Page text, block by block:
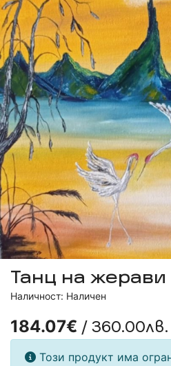
Танц на жерави
Наличност: Наличен
184.07€ / 360.00лв.
Този продукт има